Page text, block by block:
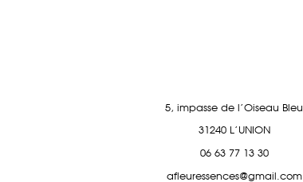
5, impasse de l'Oiseau Bleu
31240 L'UNION
06 63 77 13 30
afleuressences@gmail.com